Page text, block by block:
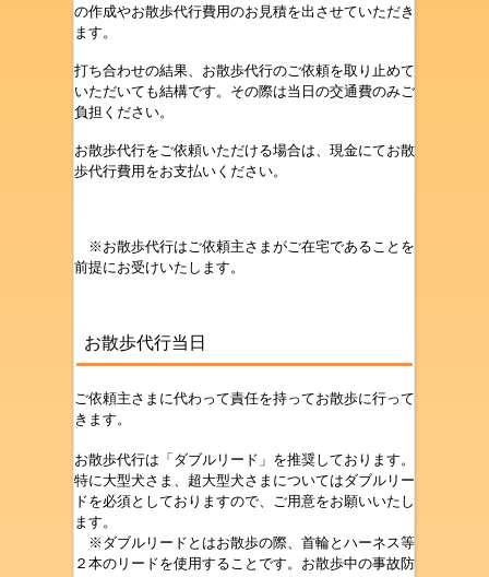
の作成やお散歩代行費用のお見積を出させていただき
ます。
打ち合わせの結果、お散歩代行のご依頼を取り止めて
いただいても結構です。その際は当日の交通費のみご
負担ください。
お散歩代行をご依頼いただける場合は、現金にてお散
歩代行費用をお支払いください。
※お散歩代行はご依頼主さまがご在宅であることを
前提にお受けいたします。
お散歩代行当日
ご依頼主さまに代わって責任を持ってお散歩に行って
きます。
お散歩代行は「ダブルリード」を推奨しております。
特に大型犬さま、超大型犬さまについてはダブルリー
ドを必須としておりますので、ご用意をお願いいたし
ます。
※ダブルリードとはお散歩の際、首輪とハーネス等
２本のリードを使用することです。お散歩中の事故防